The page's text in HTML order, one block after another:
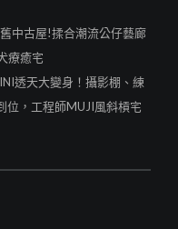
中古屋!揉合潮流公仔藝廊
療癒宅
透天大變身！攝影棚、練
位，工程師MUJI風斜槓宅